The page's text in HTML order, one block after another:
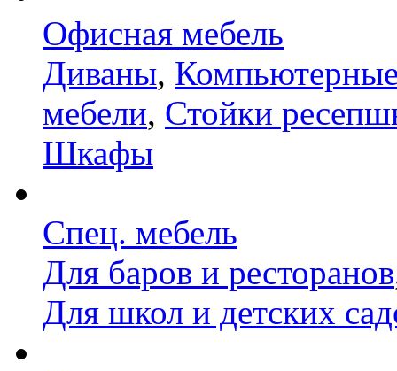
Офисная мебель
Диваны,
мебели, Стойки
Шкафы
Спец. мебель
Для баров и ресторанов
Для школ и детских